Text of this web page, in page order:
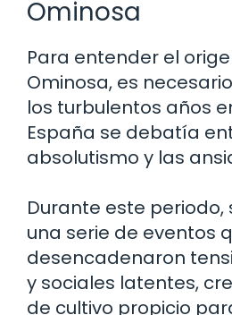
Ominosa
Para entender el
Ominosa, es
los turbulentos años
España se debatía
absolutismo y las
Durante este periodo,
una serie de eventos
desencadenaron
y sociales latentes,
de cultivo propicio